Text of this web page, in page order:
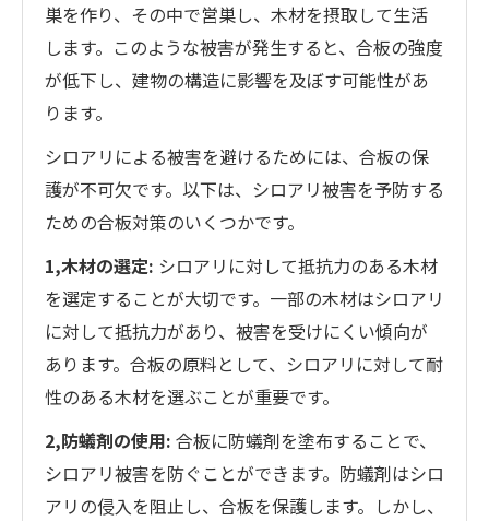
巣を作り、その中で営巣し、木材を摂取して生活
します。このような被害が発生すると、合板の強度
が低下し、建物の構造に影響を及ぼす可能性があ
ります。
シロアリによる被害を避けるためには、合板の保
護が不可欠です。以下は、シロアリ被害を予防する
ための合板対策のいくつかです。
1,木材の選定: シロアリに対して抵抗力のある木材
を選定することが大切です。一部の木材はシロアリ
に対して抵抗力があり、被害を受けにくい傾向が
あります。合板の原料として、シロアリに対して耐
性のある木材を選ぶことが重要です。
2,防蟻剤の使用: 合板に防蟻剤を塗布することで、
シロアリ被害を防ぐことができます。防蟻剤はシロ
アリの侵入を阻止し、合板を保護します。しかし、